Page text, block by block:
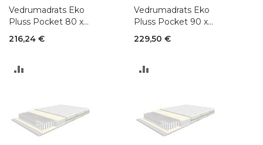
Vedrumadrats Eko
Pluss Pocket 80 x
200 cm
216,24 €
Vedrumadrats Eko
Pluss Pocket 90 x
200 cm
229,50 €